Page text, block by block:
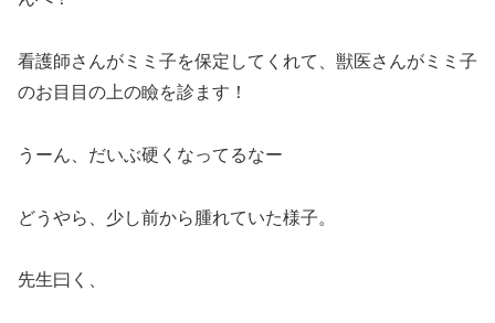
看護師さんがミミ子を保定してくれて、獣医さんがミミ子
のお目目の上の瞼を診ます！
うーん、だいぶ硬くなってるなー
どうやら、少し前から腫れていた様子。
先生曰く、